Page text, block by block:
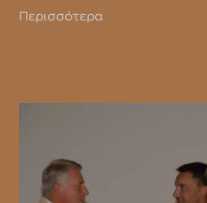
Περισσότερα